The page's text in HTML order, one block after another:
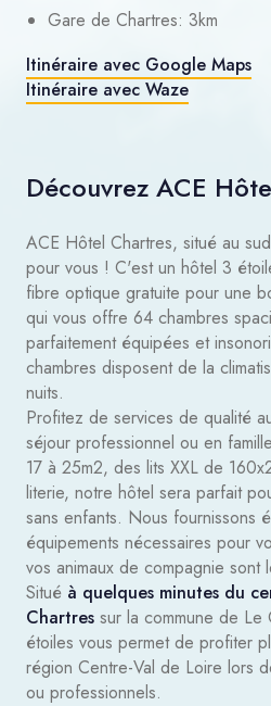
Gare de Chartres: 3km
Itinéraire avec Google Maps
Itinéraire avec Waze
Découvrez ACE
ACE Hôtel Chartres, situé au
pour vous ! C'est un hôtel 3
fibre optique gratuite pour une
qui vous offre 64 chambres
parfaitement équipées et
chambres disposent de la
nuits.
Profitez de services de qualité
séjour professionnel ou en
17 à 25m2, des lits XXL de
literie, notre hôtel sera parfait
sans enfants. Nous fournissons
équipements nécessaires pour
vos animaux de compagnie sont
Situé à quelques minutes du
Chartres sur la commune de
étoiles vous permet de profiter
région Centre-Val de Loire lors
ou professionnels.